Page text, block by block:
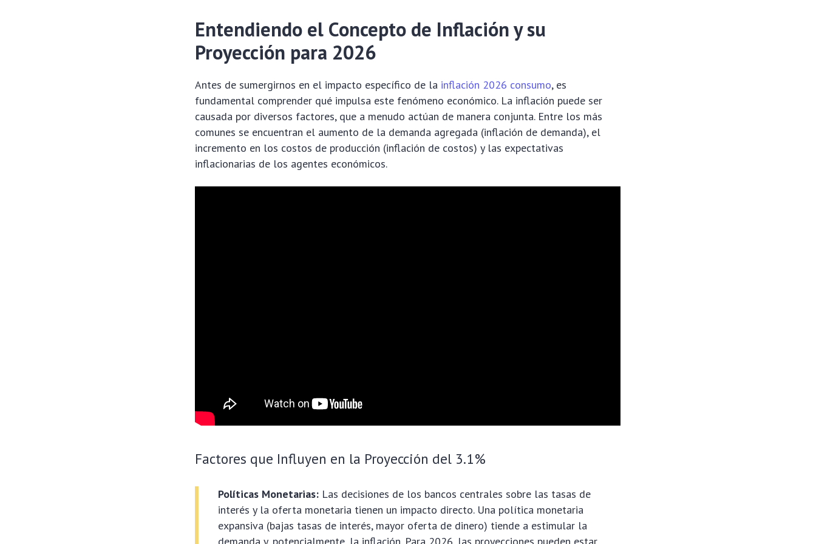
Entendiendo el Concepto de Inflación y su
Proyección para 2026
Antes de sumergirnos en el impacto específico de la inflación 2026 consumo, es
fundamental comprender qué impulsa este fenómeno económico. La inflación puede ser
causada por diversos factores, que a menudo actúan de manera conjunta. Entre los más
comunes se encuentran el aumento de la demanda agregada (inflación de demanda), el
incremento en los costos de producción (inflación de costos) y las expectativas
inflacionarias de los agentes económicos.
Factores que Influyen en la Proyección del 3.1%
Políticas Monetarias: Las decisiones de los bancos centrales sobre las tasas de
interés y la oferta monetaria tienen un impacto directo. Una política monetaria
expansiva (bajas tasas de interés, mayor oferta de dinero) tiende a estimular la